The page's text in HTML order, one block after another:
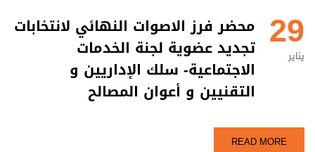
29
يناير
محضر فرز الاصوات النهائي لانتخابات
تجديد عضوية لجنة الخدمات
الاجتماعية‎- سلك الإداريين و
التقنيين و أعوان المصالح
READ MORE